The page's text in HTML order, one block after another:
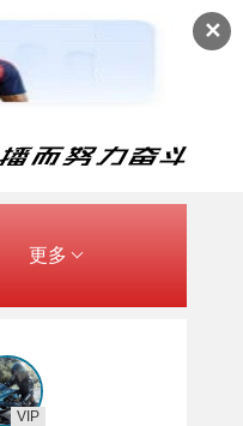
✕
更多
VIP